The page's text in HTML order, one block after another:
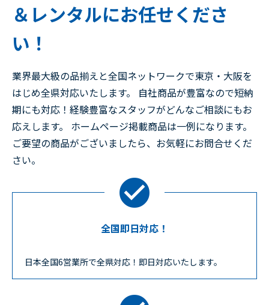
＆レンタルにお任せくださ
い！
業界最大級の品揃えと全国ネットワークで東京・大阪を
はじめ全県対応いたします。 自社商品が豊富なので短納
期にも対応！経験豊富なスタッフがどんなご相談にもお
応えします。 ホームページ掲載商品は一例になります。
ご要望の商品がございましたら、お気軽にお問合せくだ
さい。
全国即日対応！
日本全国6営業所で全県対応！即日対応いたします。